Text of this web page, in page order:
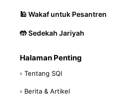
🕌 Wakaf untuk Pesantren
🤲 Sedekah Jariyah
Halaman Penting
› Tentang SQI
› Berita & Artikel